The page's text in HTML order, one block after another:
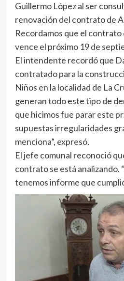
Guillermo López al ser
renovación del contrato de
Recordamos que el
vence el próximo 19 de
El intendente recordó que
contratado para la
Niños en la localidad de La
generan todo este tipo de
que hicimos fue parar este
supuestas irregularidades
menciona”, expresó.
El jefe comunal reconoció
contrato se está analizando.
tenemos informe que